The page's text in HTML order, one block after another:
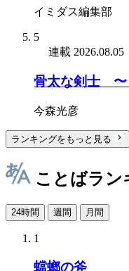
イミダス編集部
5
連載 2026.08.05
骨太な剣士 〜
今森光彦
ランキングをもっと見る
ことばラン
24時間 週間 月間
1
蟷螂の斧